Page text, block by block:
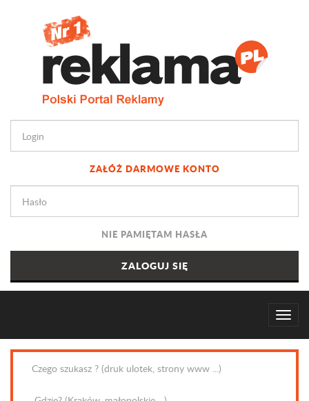
ZAŁÓŻ DARMOWE KONTO
NIE PAMIĘTAM HASŁA